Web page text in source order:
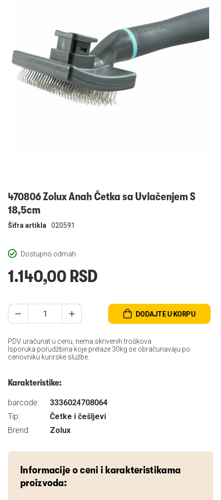
470806 Zolux Anah Četka sa Uvlačenjem S
18,5cm
Dostupno odmah
Šifra artikla 020591
1.140,00 RSD
DODAJTE U KORPU
PDV uračunat u cenu, nema skrivenih troškova.
Isporuka porudžbina koje prelaze 30kg se obračunavaju po
cenovniku kurirske službe.
Karakteristike:
barcode:
3336024708064
Tip:
Četke i češljevi
Brend:
Zolux
Informacije o ceni i karakteristikama
proizvoda: